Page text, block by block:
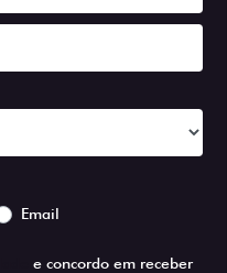
Email
e concordo em receber